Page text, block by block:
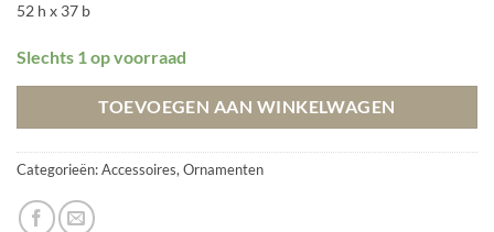
52 h x 37 b
Slechts 1 op voorraad
TOEVOEGEN AAN WINKELWAGEN
Categorieën:Accessoires, Ornamenten